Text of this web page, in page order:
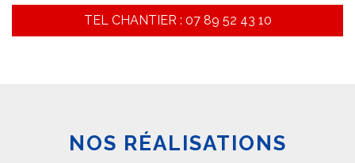
TEL CHANTIER : 07 89 52 43 10
NOS RÉALISATIONS